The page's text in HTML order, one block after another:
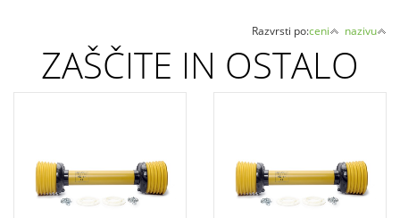
Razvrsti po:ceni nazivu
ZAŠČITE IN OSTALO